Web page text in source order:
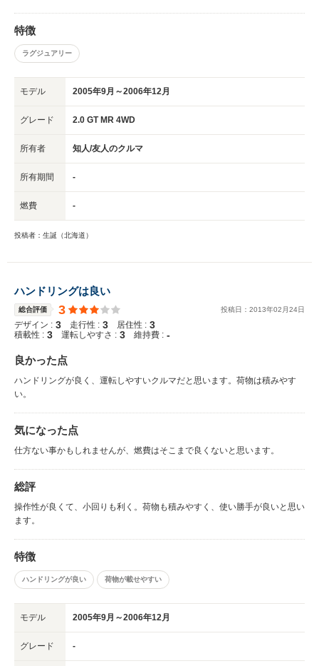
特徴
ラグジュアリー
モデル 2005年9月～2006年12月
グレード 2.0 GT MR 4WD
所有者 知人/友人のクルマ
所有期間 -
燃費 -
投稿者：生誕（北海道）
ハンドリングは良い
総合評価 3 投稿日： 2013年02 月24日
デザイン : 3 走行性 : 3 居住性 : 3
積載性 : 3 運転しやすさ : 3 維持費 : -
良かった点
ハンドリングが良く、運転しやすいクルマだと思います。荷物は積みやす
い。
気になった点
仕方ない事かもしれませんが、燃費はそこまで良くないと思います。
総評
操作性が良くて、小回りも利く。荷物も積みやすく、使い勝手が良いと思い
ます。
特徴
ハンドリングが良い 荷物が載せやすい
モデル 2005年9月～2006年12月
グレード -